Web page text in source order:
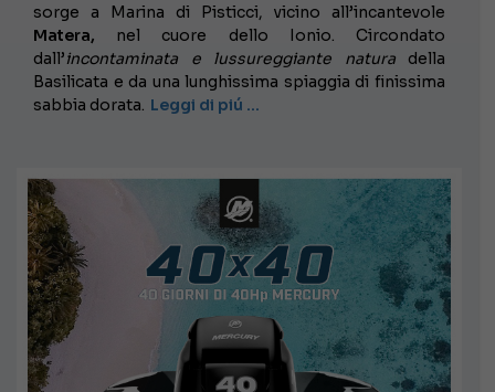
sorge a Marina di Pisticci, vicino all’incantevole
Matera, nel cuore dello Ionio. Circondato
dall’incontaminata e lussureggiante naturadella
Basilicata e da una lunghissima spiaggia di finissima
sabbia dorata. Leggi di piú …